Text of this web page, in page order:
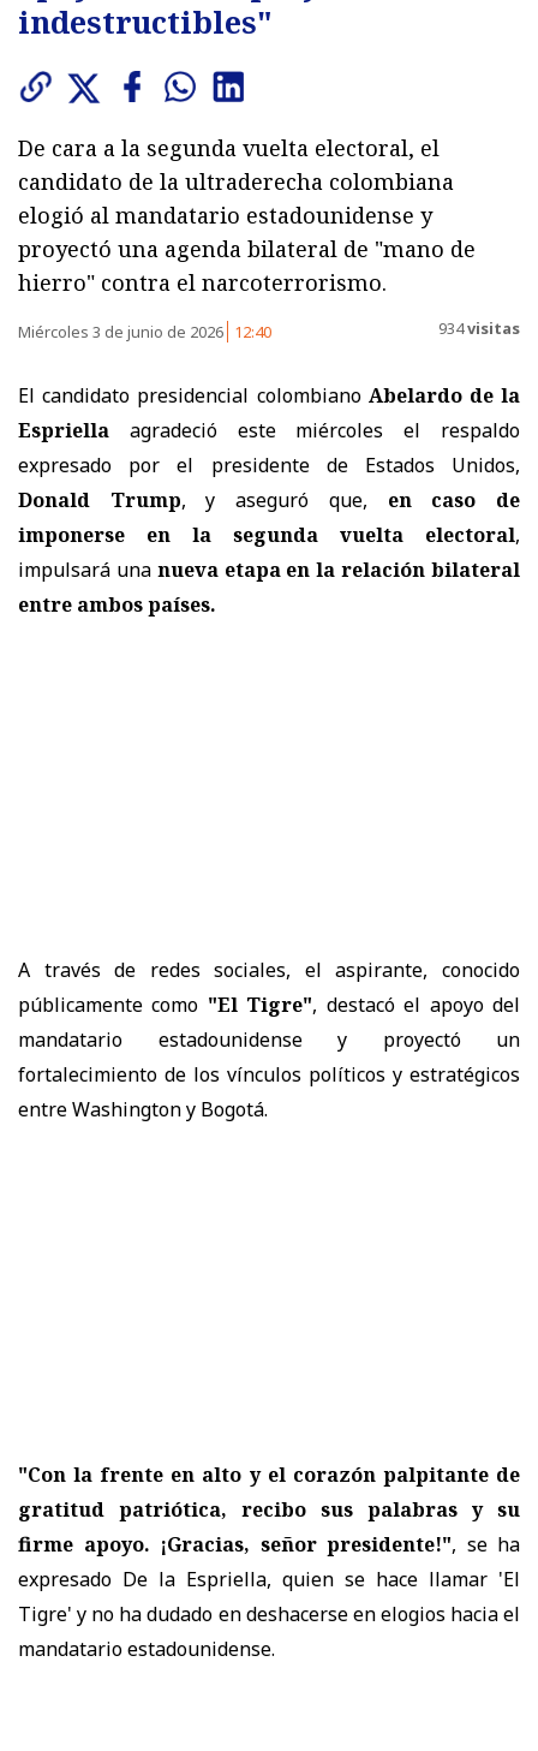
indestructibles"
De cara a la segunda vuelta electoral, el
candidato de la ultraderecha colombiana
elogió al mandatario estadounidense y
proyectó una agenda bilateral de "mano de
hierro" contra el narcoterrorismo.
Miércoles 3 de junio de 2026 12:40 934visitas
El candidato presidencial colombiano Abelardo de la
Espriella agradeció este miércoles el respaldo
expresado por el presidente de Estados Unidos,
Donald Trump, y aseguró que, en caso de
imponerse en la segunda vuelta electoral,
impulsará una nueva etapa en la relación bilateral
entre ambos países.
A través de redes sociales, el aspirante, conocido
públicamente como "El Tigre", destacó el apoyo del
mandatario estadounidense y proyectó un
fortalecimiento de los vínculos políticos y estratégicos
entre Washington y Bogotá.
"Con la frente en alto y el corazón palpitante de
gratitud patriótica, recibo sus palabras y su
firme apoyo. ¡Gracias, señor presidente!", se ha
expresado De la Espriella, quien se hace llamar 'El
Tigre' y no ha dudado en deshacerse en elogios hacia el
mandatario estadounidense.